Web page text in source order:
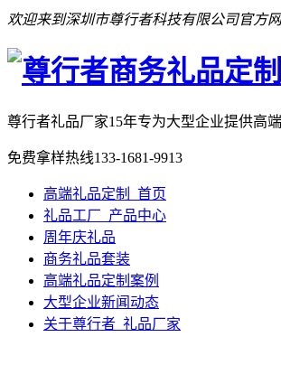
欢迎来到深圳市尊行者科技有限公司官方网
尊行者礼品厂家15年专为大型企业提供高
免费拿样热线133-1681-9913
高端礼品定制_首页
礼品工厂_产品中心
周年庆礼品
商务礼品套装
高端礼品定制案例
大型企业新闻动态
关于尊行者_礼品厂家